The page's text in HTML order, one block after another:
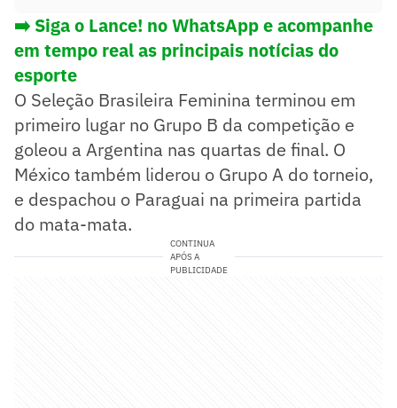
➡️ Siga o Lance! no WhatsApp e acompanhe
em tempo real as principais notícias do
esporte
O Seleção Brasileira Feminina terminou em
primeiro lugar no Grupo B da competição e
goleou a Argentina nas quartas de final. O
México também liderou o Grupo A do torneio,
e despachou o Paraguai na primeira partida
do mata-mata.
CONTINUA
APÓS A
PUBLICIDADE